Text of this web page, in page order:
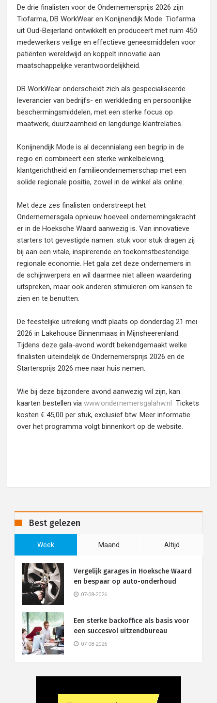
De drie finalisten voor de Ondernemersprijs 2026 zijn
Tiofarma, DB WorkWear en Konijnendijk Mode. Tiofarma
uit Oud-Beijerland ontwikkelt en produceert met ruim 450
medewerkers veilige en effectieve geneesmiddelen voor
patiënten wereldwijd en koppelt innovatie aan
maatschappelijke verantwoordelijkheid.
DB WorkWear onderscheidt zich als gespecialiseerde
leverancier van bedrijfs- en werkkleding en persoonlijke
beschermingsmiddelen, met een sterke focus op
maatwerk, duurzaamheid en langdurige klantrelaties.
Konijnendijk Mode is al decennialang een begrip in de
regio en combineert een sterke winkelbeleving,
klantgerichtheid en familieondernemerschap met een
solide regionale positie, zowel in de winkel als online.
Met deze zes finalisten onderstreept het
Ondernemersgala opnieuw hoeveel ondernemingskracht
er in de Hoeksche Waard aanwezig is. Van innovatieve
starters tot gevestigde namen: stuk voor stuk dragen zij
bij aan een vitale, inspirerende en toekomstbestendige
regionale economie. Het gala zet deze ondernemers in
de schijnwerpers en wil daarmee niet alleen waardering
uitspreken, maar ook anderen stimuleren om kansen te
zien en te benutten.
De feestelijke uitreiking vindt plaats op donderdag 21 mei
2026 in Lakehouse Binnenmaas in Mijnsheerenland.
Tijdens deze gala-avond wordt bekendgemaakt welke
finalisten uiteindelijk de Ondernemersprijs 2026 en de
Startersprijs 2026 mee naar huis nemen.
Wie bij deze bijzondere avond aanwezig wil zijn, kan
kaarten bestellen via www.ondernemersgalahw.nl Tickets
kosten € 45,00 per stuk, exclusief btw. Meer informatie
over het programma volgt binnenkort op de website.
Best gelezen
Week Maand Altijd
Vergelijk garages in Hoeksche Waard
en bespaar op auto-onderhoud
07-08-2026
Een sterke backoffice als basis voor
een succesvol uitzendbureau
07-08-2026